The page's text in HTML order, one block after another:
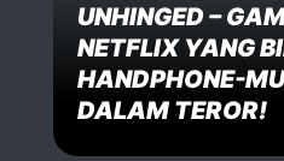
UNHINGED –
NETFLIX YANG
HANDPHONE-
DALAM TEROR!